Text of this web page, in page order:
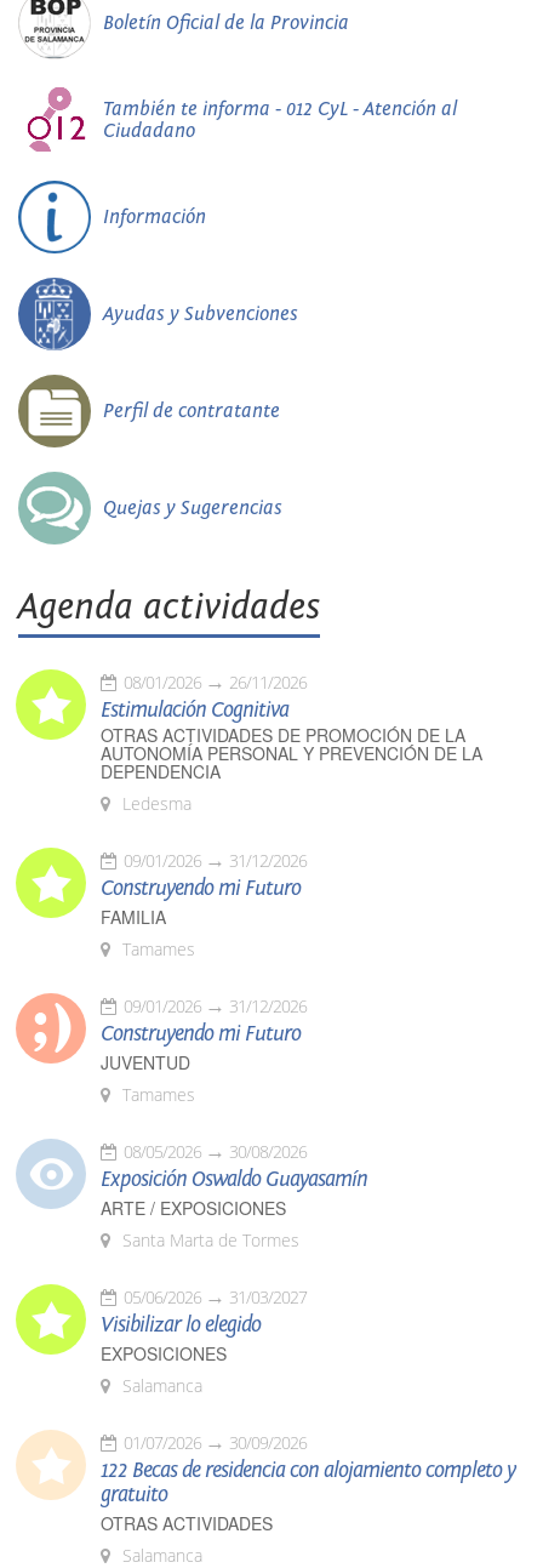
Boletín Oficial de la Provincia
También te informa - 012 CyL - Atención al
Ciudadano
Información
Ayudas y Subvenciones
Perfil de contratante
Quejas y Sugerencias
Agenda actividades
08/01/2026 26/11/2026
Estimulación Cognitiva
OTRAS ACTIVIDADES DE PROMOCIÓN DE LA
AUTONOMÍA PERSONAL Y PREVENCIÓN DE LA
DEPENDENCIA
Ledesma
09/01/2026 31/12/2026
Construyendo mi Futuro
FAMILIA
Tamames
09/01/2026 31/12/2026
Construyendo mi Futuro
JUVENTUD
Tamames
08/05/2026 30/08/2026
Exposición Oswaldo Guayasamín
ARTE / EXPOSICIONES
Santa Marta de Tormes
05/06/2026 31/03/2027
Visibilizar lo elegido
EXPOSICIONES
Salamanca
01/07/2026 30/09/2026
122 Becas de residencia con alojamiento completo y
gratuito
OTRAS ACTIVIDADES
Salamanca